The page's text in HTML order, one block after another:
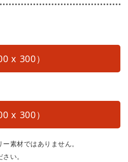
x 300）
x 300）
素材ではありません。
い。